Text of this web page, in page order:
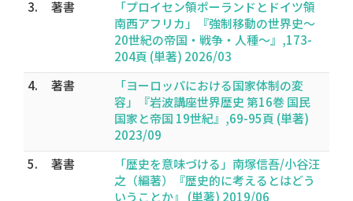
3.
著書
「プロイセン領ポーランドとドイツ領
南西アフリカ」『強制移動の世界史～
20世紀の帝国・戦争・人種～』,173-
204頁 (単著) 2026/03
4.
著書
「ヨーロッパにおける国家体制の変
容」『岩波講座世界歴史 第16巻 国民
国家と帝国 19世紀』,69-95頁 (単著)
2023/09
5.
著書
「歴史を意味づける」南塚信吾/小谷汪
之（編著）『歴史的に考えるとはどう
いうことか』 (単著) 2019/06